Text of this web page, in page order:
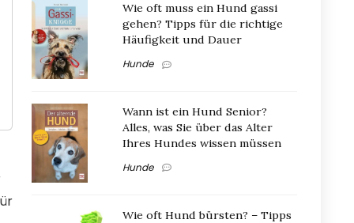
Wie oft muss ein Hund gassi
gehen? Tipps für die richtige
Häufigkeit und Dauer
Hunde
Wann ist ein Hund Senior?
Alles, was Sie über das Alter
Ihres Hundes wissen müssen
Hunde
Wie oft Hund bürsten? – Tipps